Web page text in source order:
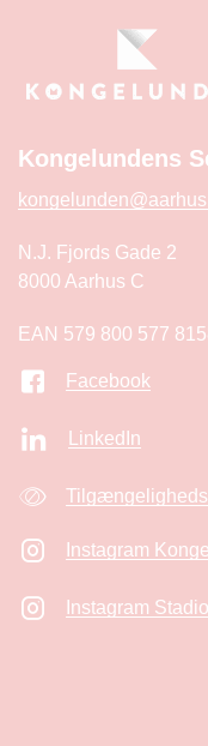
Kongelundens
N.J. Fjords Gade 2
8000 Aarhus C
EAN 579 800 577
Facebook
LinkedIn
Instagram
Instagram